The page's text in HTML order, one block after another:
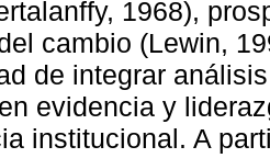
1968),
cambio (Lewin,
de integrar
evidencia y
institucional. A